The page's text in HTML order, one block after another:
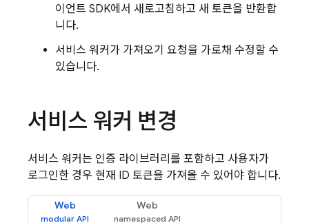
이언트 SDK에서 새로고침하고 새 토큰을 반환합
니다.
서비스 워커가 가져오기 요청을 가로채 수정할 수
있습니다.
서비스 워커 변경
서비스 워커는 인증 라이브러리를 포함하고 사용자가
로그인한 경우 현재 ID 토큰을 가져올 수 있어야 합니다.
Web Web